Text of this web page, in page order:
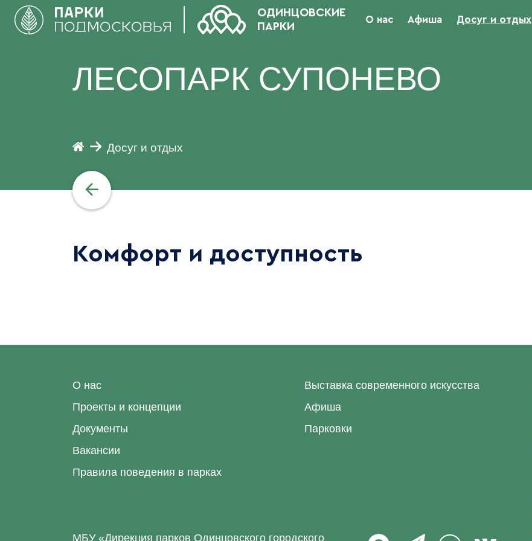
ОДИНЦОВСКИЕ
ПАРКИ
О нас Афиша Досуг и отдых
ЛЕСОПАРК СУПОНЕВО
Досуг и отдых
Комфорт и доступность
О нас
Проекты и концепции
Документы
Вакансии
Правила поведения в парках
Выставка современного искусства
Афиша
Парковки
МБУ «Дирекция парков Одинцовского городского